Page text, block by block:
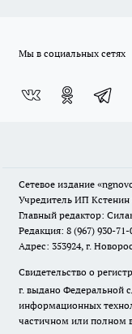
Мы в социальных сетях
Сетевое издание
Учредитель ИП Кстенин
Главный редактор:
Редакция: 8 (967) 930-
Адрес: 353924, г.
Свидетельство о
г. выдано Федеральной
информационных
частичном или полном